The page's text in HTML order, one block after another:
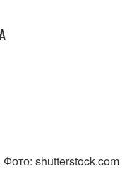
shutterstock.com